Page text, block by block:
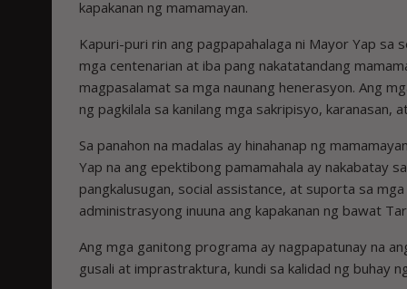
kapakanan ng mamamayan.
Kapuri-puri rin ang pagpapahalaga ni Mayor Yap sa
mga centenarian at iba pang nakatatandang
magpasalamat sa mga naunang henerasyon. Ang
ng pagkilala sa kanilang mga sakripisyo, karanasan,
Sa panahon na madalas ay hinahanap ng
Yap na ang epektibong pamamahala ay nakabatay
pangkalusugan, social assistance, at suporta sa
administrasyong inuuna ang kapakanan ng bawat
Ang mga ganitong programa ay nagpapatunay na
gusali at imprastraktura, kundi sa kalidad ng buhay